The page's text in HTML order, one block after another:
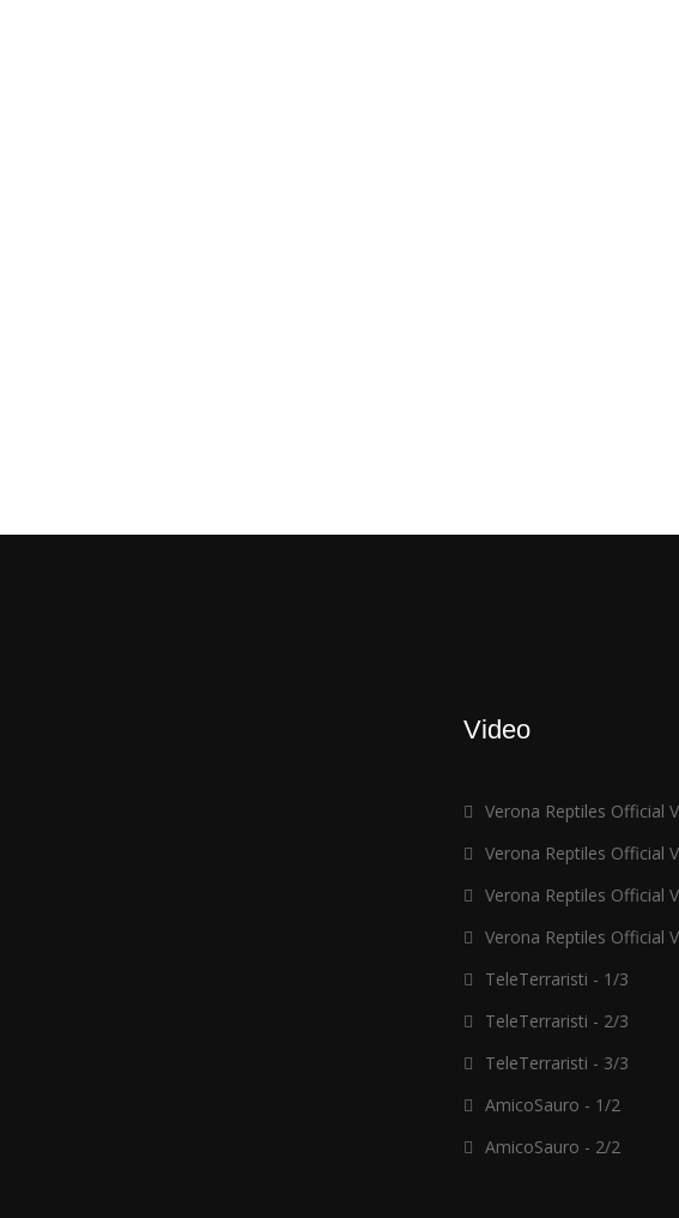
Video
Verona Reptiles Official
Verona Reptiles Official
Verona Reptiles Official
Verona Reptiles Official
TeleTerraristi - 1/3
TeleTerraristi - 2/3
TeleTerraristi - 3/3
AmicoSauro - 1/2
AmicoSauro - 2/2